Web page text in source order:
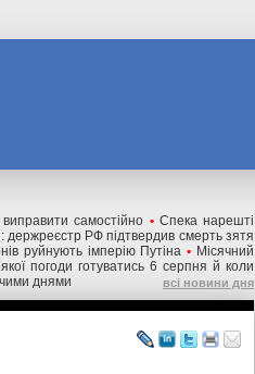
самостійно • Спека нарешті
держреєстр РФ підтвердив смерть зятя
руйнують імперію Путіна • Місячний
погоди готуватись 6 серпня й коли
днями всі новини дня